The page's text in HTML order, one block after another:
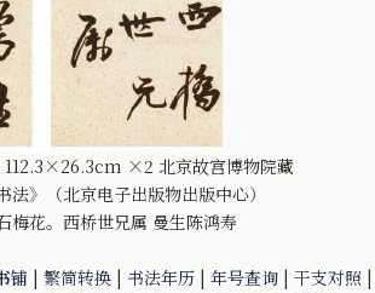
112.3×26.3cm ×2 北京故宫博物院藏
法》（北京电子出版物出版中心）
梅花。西桥世兄属 曼生陈鸿寿
铺 | 繁简转换 | 书法年历 | 年号查询 | 干支对照